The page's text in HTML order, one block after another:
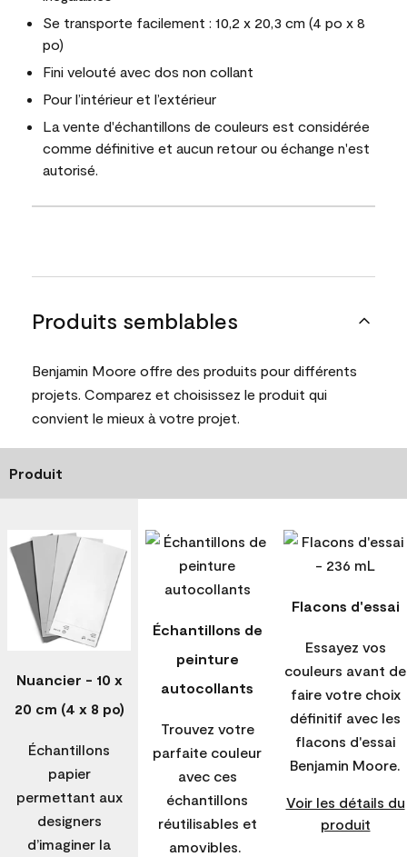
Se transporte facilement : 10,2 x 20,3 cm (4 po x 8
po)
Fini velouté avec dos non collant
Pour l’intérieur et l’extérieur
La vente d'échantillons de couleurs est considérée
comme définitive et aucun retour ou échange n'est
autorisé.
Produits semblables
Benjamin Moore offre des produits pour différents
projets. Comparez et choisissez le produit qui
convient le mieux à votre projet.
Produit
Nuancier - 10 x
20 cm (4 x 8 po)
Échantillons
papier
permettant aux
designers
d’imaginer la
Échantillons de
peinture
autocollants
Trouvez votre
parfaite couleur
avec ces
échantillons
réutilisables et
amovibles.
Flacons d'essai
Essayez vos
couleurs avant de
faire votre choix
définitif avec les
flacons d'essai
Benjamin Moore.
Voir les détails du
produit